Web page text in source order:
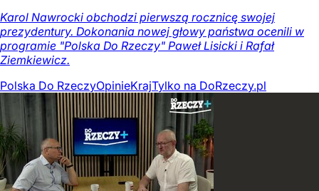
Karol Nawrocki obchodzi pierwszą rocznicę swojej
prezydentury. Dokonania nowej głowy państwa ocenili w
programie "Polska Do Rzeczy" Paweł Lisicki i Rafał
Ziemkiewicz.
Polska Do RzeczyOpinieKrajTylko na DoRzeczy.pl